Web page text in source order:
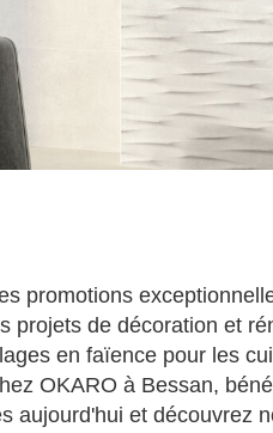
promotions
de décoration et
en faïence pour les
OKARO à Bessan,
aujourd'hui et découvrez